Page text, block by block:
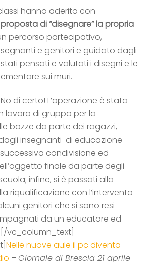
hanno aderito con
di “disegnare” la propria
percorso partecipativo,
e genitori e guidato dagli
pensati e valutati i disegni e le
sui muri.
di certo! L’operazione è stata
lavoro di gruppo per la
bozze da parte dei ragazzi,
insegnanti di educazione
condivisione ed
finale da parte degli
infine, si è passati alla
riqualificazione con l’intervento
genitori che si sono resi
da un educatore ed
vc_column_text]
Nelle nuove aule il pc diventa
– Giornale di Brescia 21 aprile